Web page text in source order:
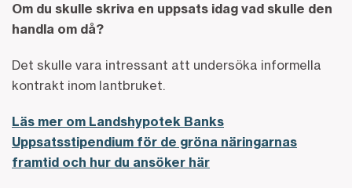
Om du skulle skriva en uppsats idag vad skulle den
handla om då?
Det skulle vara intressant att undersöka informella
kontrakt inom lantbruket.
Läs mer om Landshypotek Banks
Uppsatsstipendium för de gröna näringarnas
framtid och hur du ansöker här